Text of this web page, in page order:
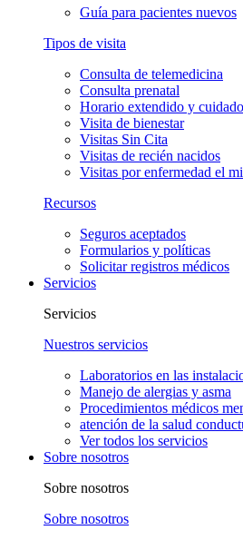
Guía para pacientes nuevos
Tipos de visita
Consulta de telemedicina
Consulta prenatal
Horario extendido y
Visita de bienestar
Visitas Sin Cita
Visitas de recién nacidos
Visitas por enfermedad el
Recursos
Seguros aceptados
Formularios y políticas
Solicitar registros médicos
Servicios
Servicios
Nuestros servicios
Laboratorios en las
Manejo de alergias y asma
Procedimientos médicos
atención de la salud
Ver todos los servicios
Sobre nosotros
Sobre nosotros
Sobre nosotros